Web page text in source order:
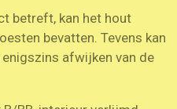
betreft, kan het hout
bevatten. Tevens kan
afwijken van de